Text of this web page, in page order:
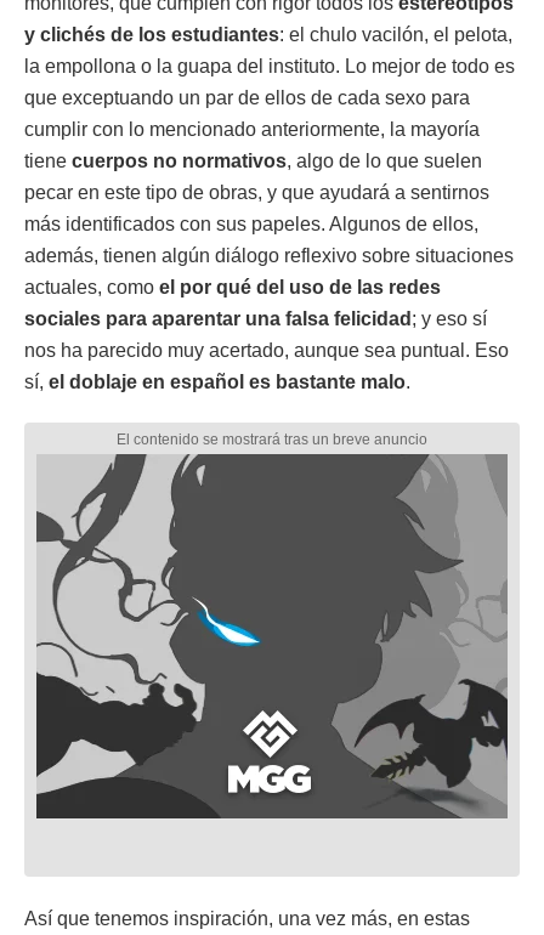
y clichés de los estudiantes: el chulo vacilón, el pelota,
la empollona o la guapa del instituto. Lo mejor de todo es
que exceptuando un par de ellos de cada sexo para
cumplir con lo mencionado anteriormente, la mayoría
tiene cuerpos no normativos, algo de lo que suelen
pecar en este tipo de obras, y que ayudará a sentirnos
más identificados con sus papeles. Algunos de ellos,
además, tienen algún diálogo reflexivo sobre situaciones
actuales, como el por qué del uso de las redes
sociales para aparentar una falsa felicidad ; y eso sí
nos ha parecido muy acertado, aunque sea puntual. Eso
sí, el doblaje en español es bastante malo.
Así que tenemos inspiración, una vez más, en estas